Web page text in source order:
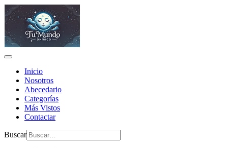
Inicio
Nosotros
Abecedario
Categorías
Más Vistos
Contactar
Buscar